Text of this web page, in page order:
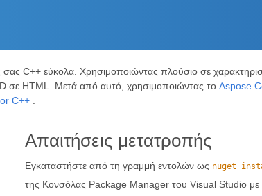
C++ εύκολα. Χρησιμοποιώντας πλούσιο σε
σε HTML. Μετά από αυτό, χρησιμοποιώντας το
C++
Απαιτήσεις μετατροπής
Εγκαταστήστε από τη γραμμή εντολών ως nuget
της Κονσόλας Package Manager του Visual Studio